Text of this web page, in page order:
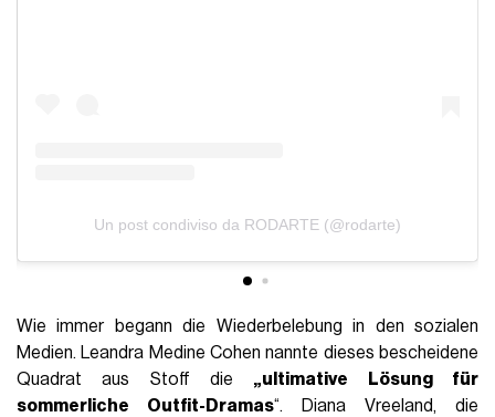
Un post condiviso da RODARTE (@rodarte)
Wie immer begann die Wiederbelebung in den sozialen
Medien. Leandra Medine Cohen nannte dieses bescheidene
Quadrat aus Stoff die „ultimative Lösung für
sommerliche Outfit-Dramas“. Diana Vreeland, die